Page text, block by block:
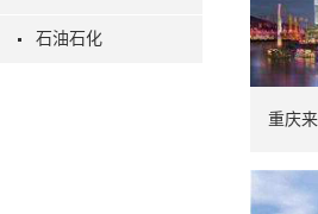
石油石化
重庆